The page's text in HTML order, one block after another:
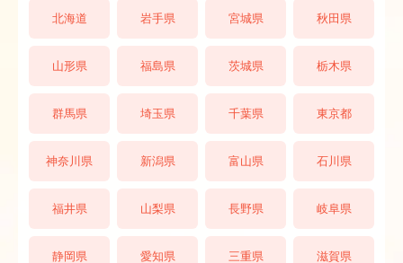
北海道 岩手県 宮城県 秋田県
山形県 福島県 茨城県 栃木県
群馬県 埼玉県 千葉県 東京都
神奈川県 新潟県 富山県 石川県
福井県 山梨県 長野県 岐阜県
静岡県 愛知県 三重県 滋賀県